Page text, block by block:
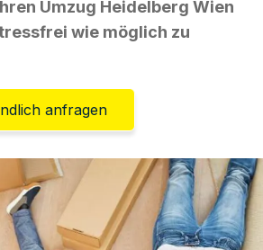
Umzug Heidelberg Wien
wie möglich zu
anfragen